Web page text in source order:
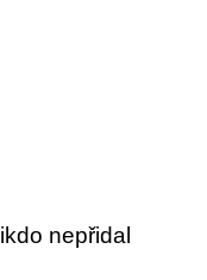
nepřidal